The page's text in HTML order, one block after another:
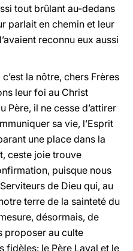
tout brûlant au-dedans
parlait en chemin et leur
reconnu eux aussi
la nôtre, chers Frères
leur foi au Christ
Père, il ne cesse d’attirer
sa vie, l’Esprit
une place dans la
ceste joie trouve
puisque nous
de Dieu qui, au
terre de la sainteté du
désormais, de
proposer au culte
fidèles: le Père Laval et le